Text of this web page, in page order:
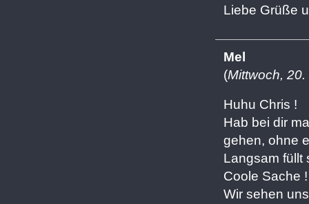
Liebe Grüße
Mel
(Mittwoch,
Huhu Chris !
Hab bei dir
gehen, ohne
Langsam füllt
Coole Sache !
Wir sehen